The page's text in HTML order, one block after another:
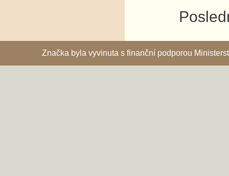
Značka byla vyvinuta s finanční podporou